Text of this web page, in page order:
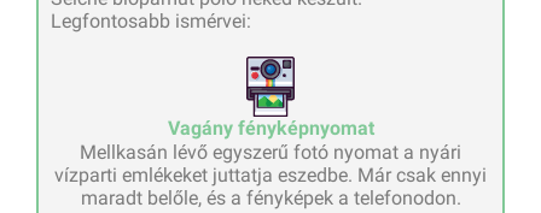
Legfontosabb ismérvei:
Vagány fényképnyomat
Mellkasán lévő egyszerű fotó nyomat a nyári
vízparti emlékeket juttatja eszedbe. Már csak ennyi
maradt belőle, és a fényképek a telefonodon.